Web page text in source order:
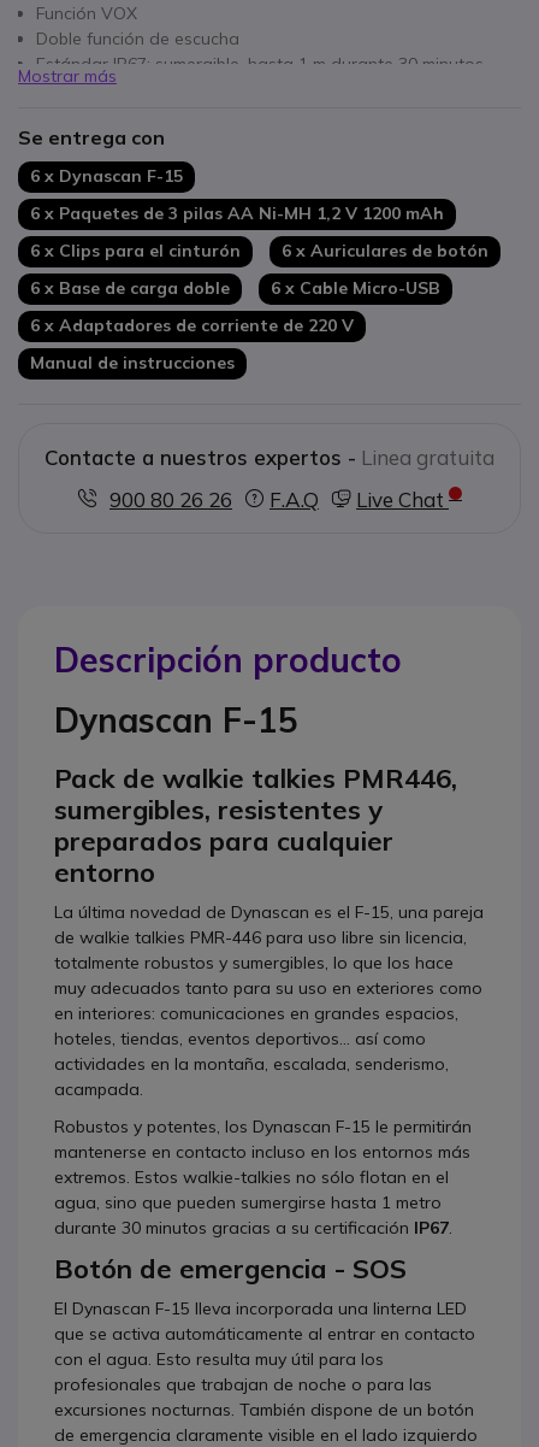
Función VOX
Doble función de escucha
Estándar IP67: sumergible, hasta 1 m durante 30 minutos
Linterna LED
Botón de llamada de emergencia SOS
Mostrar más
Se entrega con
6 x Dynascan F-15
6 x Paquetes de 3 pilas AA Ni-MH 1,2 V 1200 mAh
6 x Clips para el cinturón
6 x Auriculares de botón
6 x Base de carga doble
6 x Cable Micro-USB
6 x Adaptadores de corriente de 220 V
Manual de instrucciones
Contacte a nuestros expertos - Linea gratuita
900 80 26 26
F.A.Q Live Chat
Descripción producto
Dynascan F-15
Pack de walkie talkies PMR446,
sumergibles, resistentes y
preparados para cualquier
entorno
La última novedad de Dynascan es el F-15, una pareja
de walkie talkies PMR-446 para uso libre sin licencia,
totalmente robustos y sumergibles, lo que los hace
muy adecuados tanto para su uso en exteriores como
en interiores: comunicaciones en grandes espacios,
hoteles, tiendas, eventos deportivos... así como
actividades en la montaña, escalada, senderismo,
acampada.
Robustos y potentes, los Dynascan F-15 le permitirán
mantenerse en contacto incluso en los entornos más
extremos. Estos walkie-talkies no sólo flotan en el
agua, sino que pueden sumergirse hasta 1 metro
durante 30 minutos gracias a su certificación IP67
Botón de emergencia - SOS
El Dynascan F-15 lleva incorporada una linterna LED
que se activa automáticamente al entrar en contacto
con el agua. Esto resulta muy útil para los
profesionales que trabajan de noche o para las
excursiones nocturnas. También dispone de un botón
de emergencia claramente visible en el lado izquierdo